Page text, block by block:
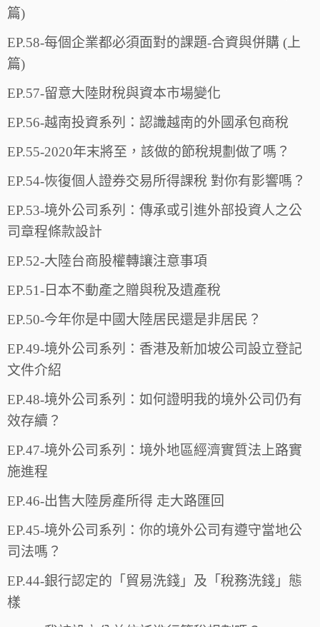
篇)
EP.58-每個企業都必須面對的課題-合資與併購 (上
篇)
EP.57-留意大陸財稅與資本市場變化
EP.56-越南投資系列：認識越南的外國承包商稅
EP.55-2020年末將至，該做的節稅規劃做了嗎？
EP.54-恢復個人證券交易所得課稅 對你有影響嗎？
EP.53-境外公司系列：傳承或引進外部投資人之公
司章程條款設計
EP.52-大陸台商股權轉讓注意事項
EP.51-日本不動產之贈與稅及遺產稅
EP.50-今年你是中國大陸居民還是非居民？
EP.49-境外公司系列：香港及新加坡公司設立登記
文件介紹
EP.48-境外公司系列：如何證明我的境外公司仍有
效存續？
EP.47-境外公司系列：境外地區經濟實質法上路實
施進程
EP.46-出售大陸房產所得 走大路匯回
EP.45-境外公司系列：你的境外公司有遵守當地公
司法嗎？
EP.44-銀行認定的「貿易洗錢」及「稅務洗錢」態
樣